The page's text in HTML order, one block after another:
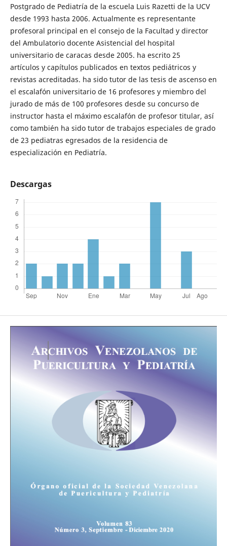
Postgrado de Pediatría de la escuela Luis Razetti de la UCV
desde 1993 hasta 2006. Actualmente es representante
profesoral principal en el consejo de la Facultad y director
del Ambulatorio docente Asistencial del hospital
universitario de caracas desde 2005. ha escrito 25
artículos y capítulos publicados en textos pediátricos y
revistas acreditadas. ha sido tutor de las tesis de ascenso en
el escalafón universitario de 16 profesores y miembro del
jurado de más de 100 profesores desde su concurso de
instructor hasta el máximo escalafón de profesor titular, así
como también ha sido tutor de trabajos especiales de grado
de 23 pediatras egresados de la residencia de
especialización en Pediatría.
Descargas